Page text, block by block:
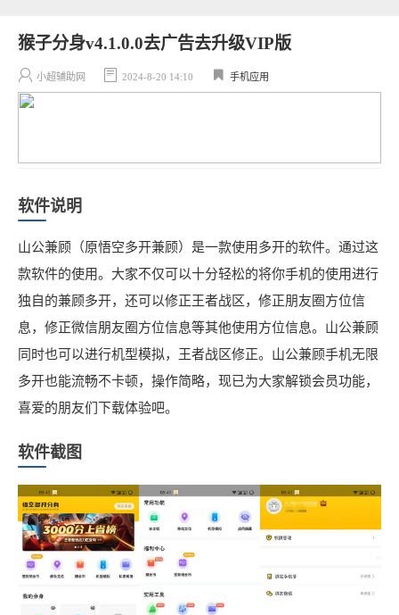
猴子分身v4.1.0.0去广告去升级VIP版
小超辅助网 2024-8-20 14:10 手机应用
软件说明
山公兼顾（原悟空多开兼顾）是一款使用多开的软件。通过这
款软件的使用。大家不仅可以十分轻松的将你手机的使用进行
独自的兼顾多开，还可以修正王者战区，修正朋友圈方位信
息，修正微信朋友圈方位信息等其他使用方位信息。山公兼顾
同时也可以进行机型模拟，王者战区修正。山公兼顾手机无限
多开也能流畅不卡顿，操作简略，现已为大家解锁会员功能，
喜爱的朋友们下载体验吧。
软件截图